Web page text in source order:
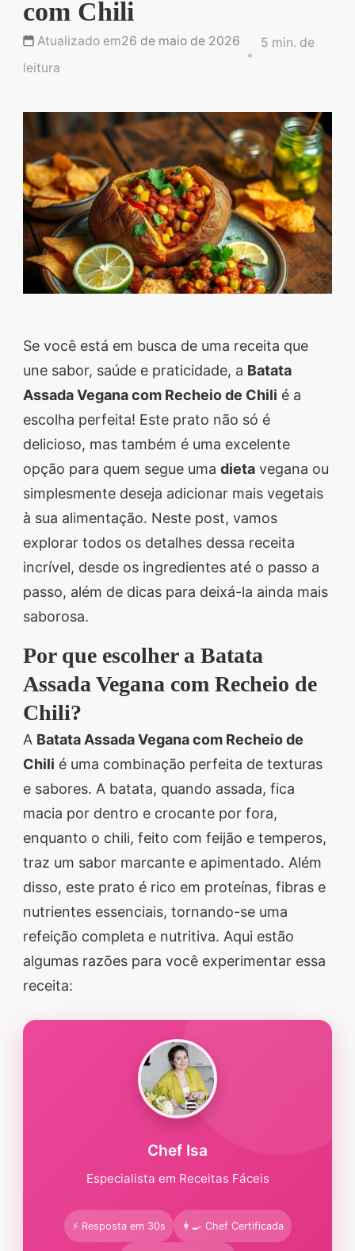
irresistíveis, refeições
saudáveis e práticas,
vida na cozinha. 🍰🥗
Quer aprender a fazer
um almoço delicioso,
um jantar especial ou
sobremesas de dar água
na boca? Nós temos
tudo o que você
culinárias incríveis,
segredos valiosos e
receitas rápidas e fáceis
que vão impressionar
todos ao seu redor.
Transforme suas
refeições e inspire-se
agora mesmo!
com Chili
Atualizado em26 de maio de 2026
5 min. de
leitura
Se você está em busca de uma receita que
une sabor, saúde e praticidade, a Batata
Assada Vegana com Recheio de Chili é a
escolha perfeita! Este prato não só é
delicioso, mas também é uma excelente
opção para quem segue uma dieta vegana ou
simplesmente deseja adicionar mais vegetais
à sua alimentação. Neste post, vamos
explorar todos os detalhes dessa receita
incrível, desde os ingredientes até o passo a
passo, além de dicas para deixá-la ainda mais
saborosa.
Por que escolher a Batata
Assada Vegana com Recheio de
Chili?
A Batata Assada Vegana com Recheio de
Chili é uma combinação perfeita de texturas
e sabores. A batata, quando assada, fica
macia por dentro e crocante por fora,
enquanto o chili, feito com feijão e temperos,
traz um sabor marcante e apimentado. Além
disso, este prato é rico em proteínas, fibras e
nutrientes essenciais, tornando-se uma
refeição completa e nutritiva. Aqui estão
algumas razões para você experimentar essa
receita:
Chef Isa
Especialista em Receitas Fáceis
⚡ Resposta em 30s 👩‍🍳 Chef Certificada